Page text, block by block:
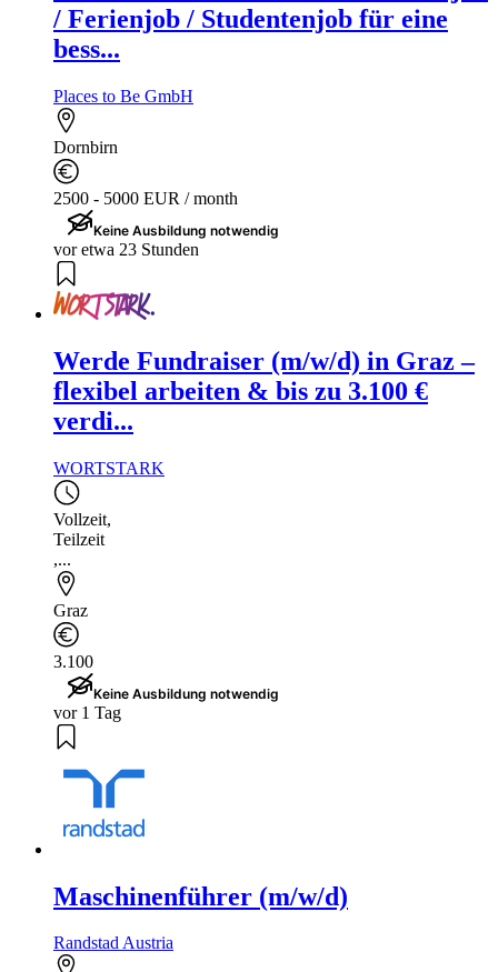
/ Ferienjob / Studentenjob für eine
bess...
Places to Be GmbH
Dornbirn
2500 - 5000 EUR / month
Keine Ausbildung notwendig
vor etwa 23 Stunden
Werde Fundraiser (m/w/d) in Graz –
flexibel arbeiten & bis zu 3.100 €
verdi...
WORTSTARK
Vollzeit,
Teilzeit
,...
Graz
3.100
Keine Ausbildung notwendig
vor 1 Tag
Maschinenführer (m/w/d)
Randstad Austria